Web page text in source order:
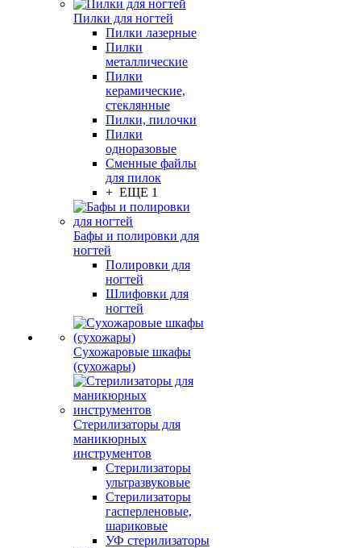
Пилки для ногтей
Пилки лазерные
Пилки
металлические
Пилки
керамические,
стеклянные
Пилки, пилочки
Пилки
одноразовые
Сменные файлы
для пилок
+ ЕЩЕ 1
Бафы и полировки для
ногтей
Полировки для
ногтей
Шлифовки для
ногтей
Сухожаровые шкафы
(сухожары)
Стерилизаторы для
маникюрных
инструментов
Стерилизаторы
ультразвуковые
Стерилизаторы
гасперленовые,
шариковые
УФ стерилизаторы